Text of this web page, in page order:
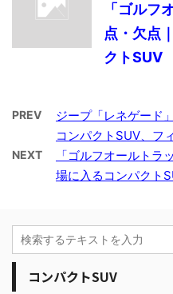
「ゴルフ
点・欠点
クトSUV
PREV
ジープ「レネゲード
コンパクトSUV、フ
NEXT
「ゴルフオールトラ
場に入るコンパクト
コンパクトSUV